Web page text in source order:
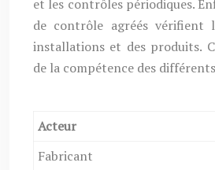
et les contrôles périodiques.
de contrôle agréés vérifient
installations et des produits.
de la compétence des
Acteur
Fabricant